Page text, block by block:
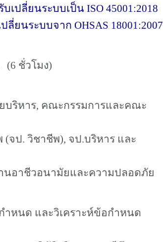
บเปลี่ยนระบบเป็น ISO 45001:2018
ลี่ยนระบบจาก OHSAS 18001:2007
ชั่วโมง)
บริหาร, คณะกรรมการและคณะ
(จป. วิชาชีพ), จป.บริหาร และ
อาชีวอนามัยและความปลอดภัย
ำหนด และวิเคราะห์ข้อกำหนด